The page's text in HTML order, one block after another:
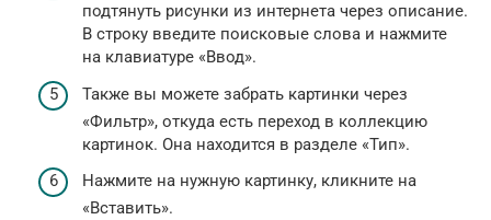
подтянуть рисунки из интернета через описание.
В строку введите поисковые слова и нажмите
на клавиатуре «Ввод».
Также вы можете забрать картинки через
«Фильтр», откуда есть переход в коллекцию
картинок. Она находится в разделе «Тип».
Нажмите на нужную картинку, кликните на
«Вставить».